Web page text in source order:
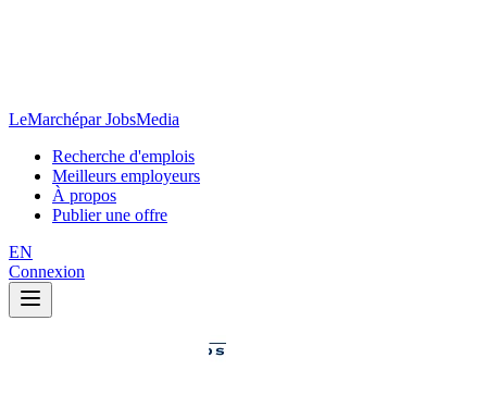
LeMarchépar JobsMedia
Recherche d'emplois
Meilleurs employeurs
À propos
Publier une offre
EN
Connexion